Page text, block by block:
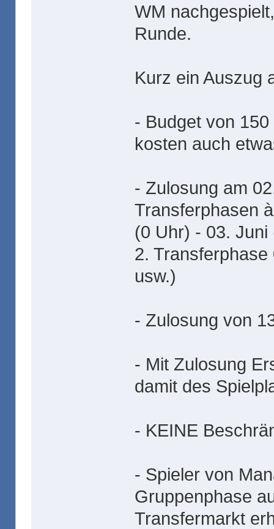
WM
Runde.
Kurz ein Auszug
- Budget von
kosten auch
- Zulosung am
Transferphasen
(0 Uhr) - 03. Juni
2.
usw.)
- Zulosung von
- Mit Zulosung
damit des
- KEINE
- Spieler von
Gruppenphase
Transfermarkt